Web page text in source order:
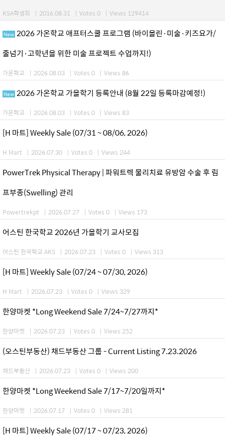
KSA학생회 | 2016.08.31 | Votes 0 | Views 129414
New 2026 가온학교 애프터스쿨 프로그램 (바이올린·미술·키즈요가/
줄넘기·고학년을 위한 미술 프로젝트 수업까지!)
가온학교 | 2026.08.03 | Votes 0 | Views 86
New 2026 가온학교 가을학기 등록안내 (8월 22일 등록마감예정!)
가온학교 | 2026.08.03 | Votes 0 | Views 83
[H 마트] Weekly Sale (07/31 ~ 08/06, 2026)
H Mart | 2026.07.30 | Votes 0 | Views 244
PowerTrek Physical Therapy | 파워트렉 물리치료 유방암 수술 후 림
프부종(Swelling) 관리
Powertrekpt | 2026.07.27 | Votes 0 | Views 173
어스틴 한국학교 2026년 가을학기 교사모집
어스틴 한국학교 AKS | 2026.07.23 | Votes 0 | Views 313
[H 마트] Weekly Sale (07/24 ~ 07/30, 2026)
H Mart | 2026.07.23 | Votes 0 | Views 329
한양마켓 *Long Weekend Sale 7/24~7/27까지*
한양마켓 | 2026.07.23 | Votes 0 | Views 252
(오스틴부동산) 채드부동산 그룹 - Current Listing 7.23.2026
채드부동산 | 2026.07.23 | Votes 0 | Views 200
한양마켓 *Long Weekend Sale 7/17~7/20일까지*
한양마켓 | 2026.07.17 | Votes 0 | Views 281
[H 마트] Weekly Sale (07/17 ~ 07/23, 2026)